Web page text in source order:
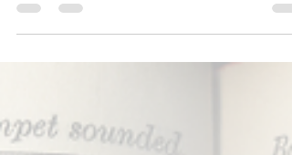
assinantes o PRIMEIRO TEXTO do Clube da Casa!